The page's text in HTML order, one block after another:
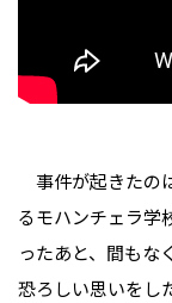
事件が起きたの
るモハンチェラ学
ったあと、間もな
恐ろしい思いをし